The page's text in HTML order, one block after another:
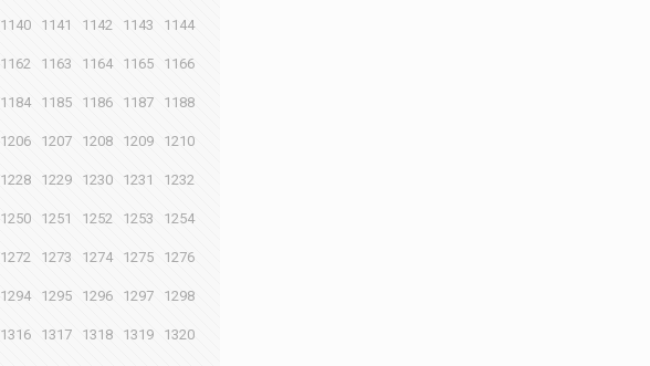
1140 1141 1142 1143 1144
1162 1163 1164 1165 1166
1184 1185 1186 1187 1188
1206 1207 1208 1209 1210
1228 1229 1230 1231 1232
1250 1251 1252 1253 1254
1272 1273 1274 1275 1276
1294 1295 1296 1297 1298
1316 1317 1318 1319 1320